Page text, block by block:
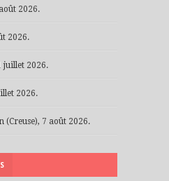
2026.
2026.
juillet 2026.
2026.
(Creuse), 7 août 2026.